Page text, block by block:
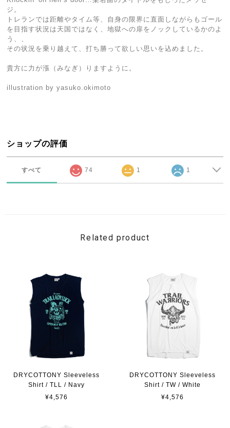
ジ。
トレランでは距離やタイム等、自身の限界に直面しながらもゴール
を目指す状況は天国ではなく、地獄への扉をノックしているかのよ
う、、
その状況を乗り越えて、打ち勝って欲しい思いを込めました。
貴方に力が漲（みなぎ）りますように。
illustration by yasuko.okimoto
ショップの評価
すべて 74 1 1
Related product
DRYCOTTONY Sleeveless
Shirt / TLL / Navy
¥4,576
DRYCOTTONY Sleeveless
Shirt / TW / White
¥4,576